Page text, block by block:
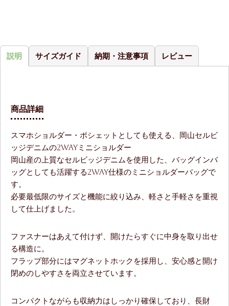
説明 サイズガイド 納期・注意事項 レビュー
商品詳細
スマホショルダー・ポシェットとしても使える、岡山セルビ
ッジデニムの2WAYミニショルダー
岡山産の上質なセルビッジデニムを使用した、バッグインバ
ッグとしても活躍する2WAY仕様のミニショルダーバッグで
す。
必要最低限のサイズと機能に絞り込み、軽さと手軽さを重視
して仕上げました。
ファスナーはあえて付けず、開けたらすぐに中身を取り出せ
る構造に。
フラップ部分にはマグネットホックを採用し、安心感と開け
閉めのしやすさを両立させています。
コンパクトながらも収納力はしっかり確保しており、長財